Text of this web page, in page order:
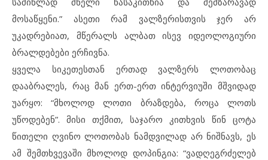
მოსაწყენი.” ასეთი რამ ვალზერისთვის ჯერ არ
უკადრებიათ, მწერალს ალბათ ისევ იდეოლოგიური
ბრალდებები ერჩივნა.
ყველა სიკეთესთან ერთად ვალზერს ლოთობაც
დააბრალეს, რაც მან ერთ-ერთ ინტერვიუში მშვიდად
უარყო: “მხოლოდ ლოთი ბრაზდება, როცა ლოთს
უწოდებენ”. მისი თქმით, საჯარო კითხვის წინ ცოტა
წითელი ღვინო ლოთობას ნამდვილად არ ნიშნავს, ეს
ამ შემთხვევაში მხოლოდ დოპინგია: “ვადღეგრძელებ